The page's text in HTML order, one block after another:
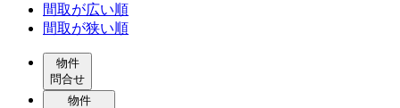
間取が広い順
間取が狭い順
物件
問合せ
物件